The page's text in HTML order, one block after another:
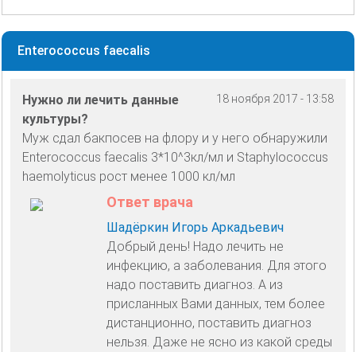
Enterococcus faecalis
18 ноября 2017 - 13:58
Нужно ли лечить данные
культуры?
Муж сдал бакпосев на флору и у него обнаружили
Enterococcus faecalis 3*10^3кл/мл и Staphylococcus
haemolyticus рост менее 1000 кл/мл
Ответ врача
Шадёркин Игорь Аркадьевич
Добрый день! Надо лечить не
инфекцию, а заболевания. Для этого
надо поставить диагноз. А из
присланных Вами данных, тем более
дистанционно, поставить диагноз
нельзя. Даже не ясно из какой среды